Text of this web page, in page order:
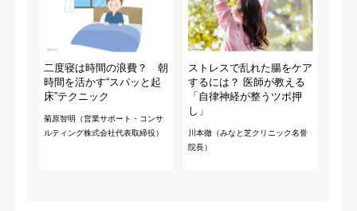
二度寝は時間の浪費？ 朝
時間を活かす“スパッと起
床”テクニック
菊原智明（営業サポート・コンサ
ルティング株式会社代表取締役）
ストレスで乱れた腸をケア
するには？ 医師が教える
「自律神経が整うツボ押
し」
川本徹（みなと芝クリニック名誉
院長）